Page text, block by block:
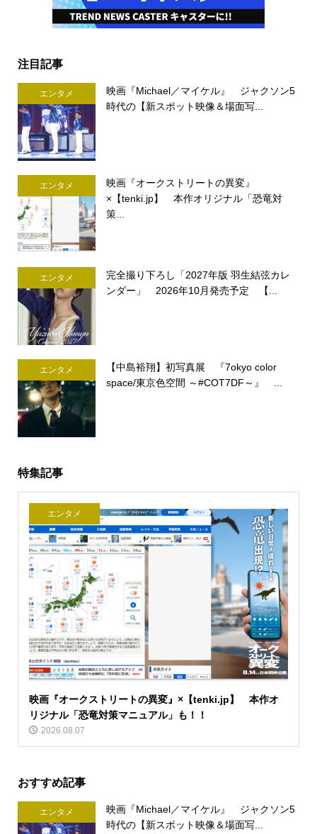
注目記事
エンタメ
映画『Michael／マイケル』 ジャクソン5
時代の【新スポット映像＆場面写...
エンタメ
映画『オークストリートの異変』
×【tenki.jp】 本作オリジナル「恐竜対
策...
エンタメ
完全撮り下ろし「2027年版 羽生結弦カレ
ンダー」 2026年10月発売予定 【...
エンタメ
【中島裕翔】初写真展 『7okyo color
space/東京色空間 ～#COT7DF～』 ...
特集記事
エンタメ
映画『オークストリートの異変』×【tenki.jp】 本作オ
リジナル「恐竜対策マニュアル」も！！
2026.08.07
おすすめ記事
エンタメ
映画『Michael／マイケル』 ジャクソン5
時代の【新スポット映像＆場面写...